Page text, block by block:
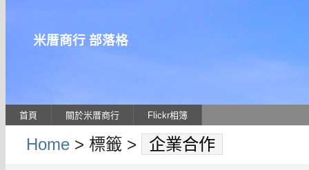
米厝商行 部落格
首頁 關於米厝商行 Flickr相簿
Home > 標籤 > 企業合作